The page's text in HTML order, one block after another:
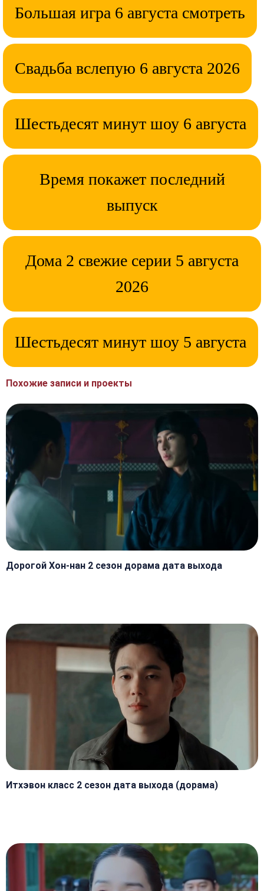
Большая игра 6 августа смотреть
Свадьба вслепую 6 августа 2026
Шестьдесят минут шоу 6 августа
Время покажет последний
выпуск
Дома 2 свежие серии 5 августа
2026
Шестьдесят минут шоу 5 августа
Похожие записи и проекты
Дорогой Хон-нан 2 сезон дорама дата выхода
Итхэвон класс 2 сезон дата выхода (дорама)